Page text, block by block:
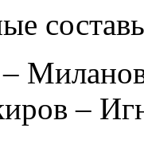
–